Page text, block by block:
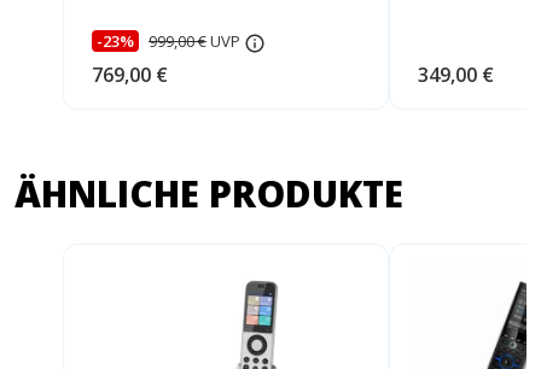
-23% 999,00 €UVP
769,00 € 349,00 €
ÄHNLICHE PRODUKTE